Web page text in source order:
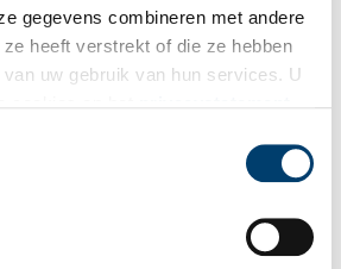
gegevens combineren met andere
heeft verstrekt of die ze hebben
uw gebruik van hun services. U
van de Zuiderzeewerken, is een
en verkeersweg in Nederland. De 30
dijk zijn naam ontleent. De
Noord-Holland met Friesland. In 1927